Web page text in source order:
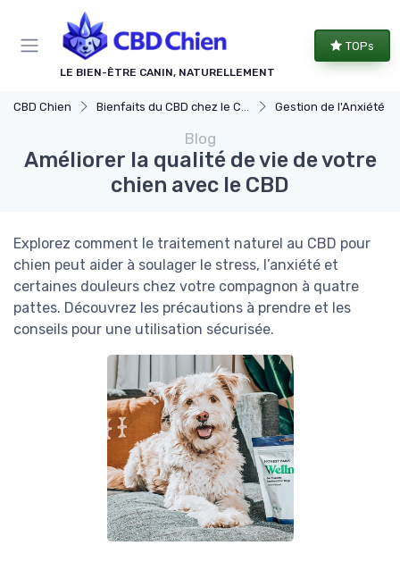
LE BIEN-ÊTRE CANIN, NATURELLEMENT
TOPs
CBD Chien Bienfaits du CBD chez le Chien Gestion de l'Anxiété chez le
Blog
Améliorer la qualité de vie de votre
chien avec le CBD
Explorez comment le traitement naturel au CBD pour
chien peut aider à soulager le stress, l’anxiété et
certaines douleurs chez votre compagnon à quatre
pattes. Découvrez les précautions à prendre et les
conseils pour une utilisation sécurisée.
Panneau de gestion des cookies